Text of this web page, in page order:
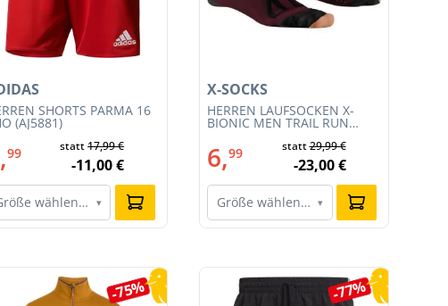
SHORTS PARMA 16
(AJ5881)
99 statt17,99 €
-11,00 €
wählen… ▾
HERREN LAUFSOCKEN X-
BIONIC MEN TRAIL RUN
R019)
X-SOCKS
6,99 statt29,99 €
-23,00 €
Größe wählen… ▾
-75% -77%